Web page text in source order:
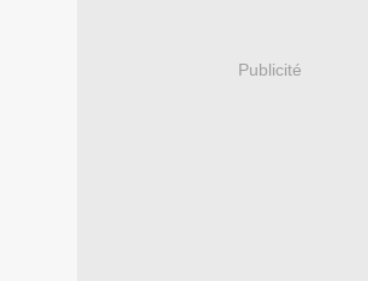
Publicité